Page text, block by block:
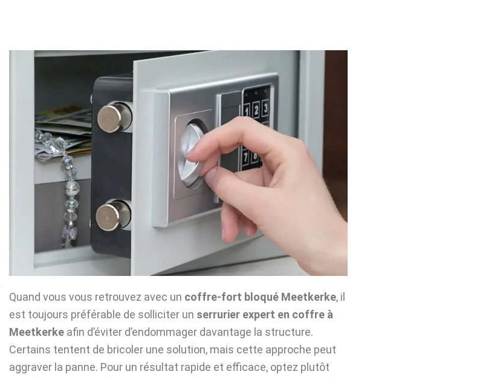
Quand vous vous retrouvez avec un coffre-fort bloqué Meetkerke, il
est toujours préférable de solliciter un serrurier expert en coffre à
Meetkerke afin d’éviter d’endommager davantage la structure.
Certains tentent de bricoler une solution, mais cette approche peut
aggraver la panne. Pour un résultat rapide et efficace, optez plutôt